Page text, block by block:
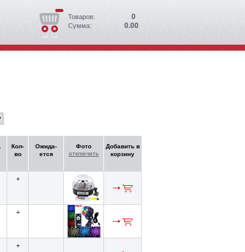
Товаров: 0
Сумма: 0.00
Кол-
во
Ожида-
ется
Фото
отключить
Добавить в
корзину
+
+
+